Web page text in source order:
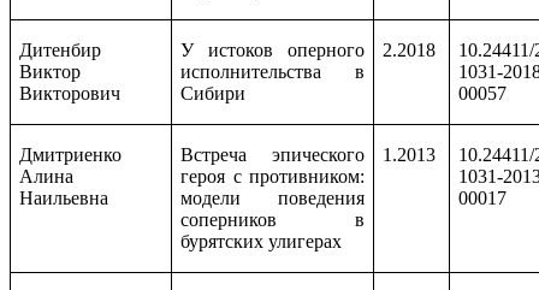
Дитенбир
Виктор
Викторович
У истоков оперного
исполнительства в
Сибири
2.2018
1031-
00057
Дмитриенко
Алина
Наильевна
Встреча эпического
героя с противником:
модели поведения
соперников в
бурятских улигерах
1.2013
1031-
00017